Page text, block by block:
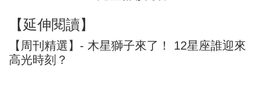
【延伸閱讀】
【周刊精選】- 木星獅子來了！ 12星座誰迎來
高光時刻？